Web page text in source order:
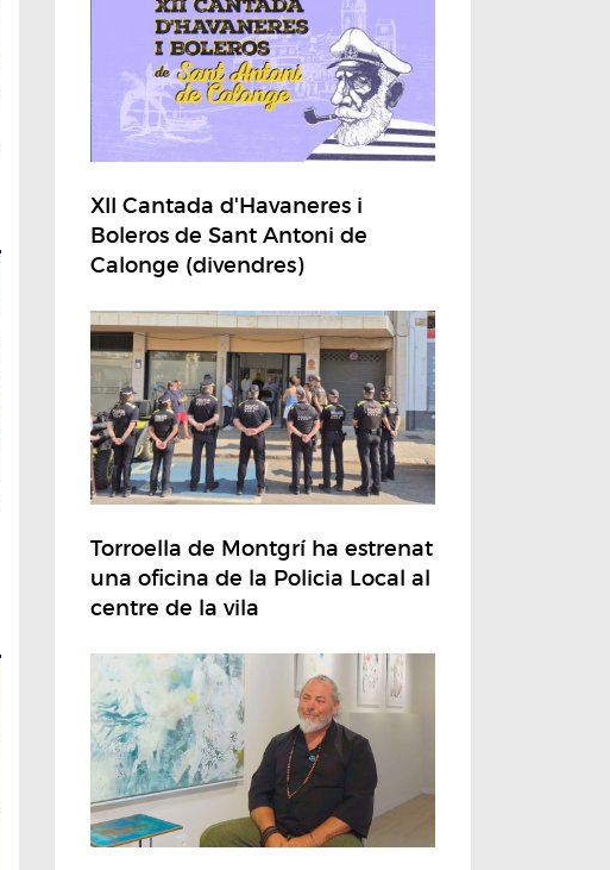
XII Cantada d'Havaneres i
Boleros de Sant Antoni de
Calonge (divendres)
Torroella de Montgrí ha estrenat
una oficina de la Policia Local al
centre de la vila